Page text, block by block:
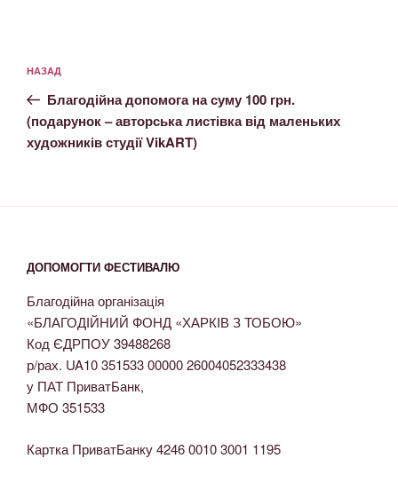
НАЗАД
Благодійна допомога на суму 100 грн.
(подарунок – авторська листівка від маленьких
художників студії VikART)
ДОПОМОГТИ ФЕСТИВАЛЮ
Благодійна організація
«БЛАГОДІЙНИЙ ФОНД «ХАРКІВ З ТОБОЮ»
Код ЄДРПОУ 39488268
р/рах. UA10 351533 00000 26004052333438
у ПАТ ПриватБанк,
МФО 351533
Картка ПриватБанку 4246 0010 3001 1195